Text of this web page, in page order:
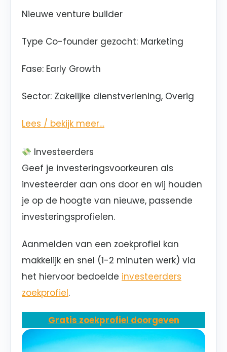
Nieuwe venture builder
Type Co-founder gezocht: Marketing
Fase: Early Growth
Sector: Zakelijke dienstverlening, Overig
Lees / bekijk meer…
Investeerders
Geef je investeringsvoorkeuren als
investeerder aan ons door en wij houden
je op de hoogte van nieuwe, passende
investeringsprofielen.
Aanmelden van een zoekprofiel kan
makkelijk en snel (1-2 minuten werk) via
het hiervoor bedoelde investeerders
zoekprofiel.
Gratis zoekprofiel doorgeven